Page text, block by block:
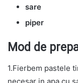
sare
piper
Mod de
1.Fierbem pastele